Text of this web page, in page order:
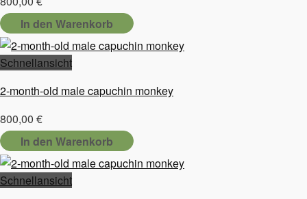
In den Warenkorb
Schnellansicht
2-month-old male capuchin monkey
800,00 €
In den Warenkorb
Schnellansicht